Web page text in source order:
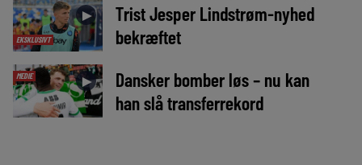
EKSKLUSIVT
►
Trist Jesper Lindstrøm-nyhed
bekræftet
MEDIE ►
Dansker bomber løs – nu kan
han slå transferrekord